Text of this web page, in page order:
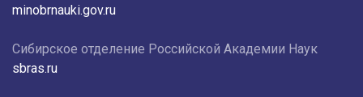
minobrnauki.gov.ru
Сибирское отделение Российской Академии Наук
sbras.ru